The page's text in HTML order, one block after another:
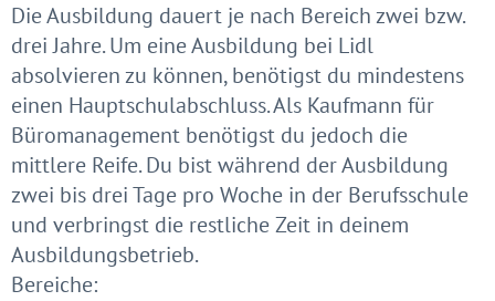
Die Ausbildung dauert je nach Bereich zwei bzw.
drei Jahre. Um eine Ausbildung bei Lidl
absolvieren zu können, benötigst du mindestens
einen Hauptschulabschluss. Als Kaufmann für
Büromanagement benötigst du jedoch die
mittlere Reife. Du bist während der Ausbildung
zwei bis drei Tage pro Woche in der Berufsschule
und verbringst die restliche Zeit in deinem
Ausbildungsbetrieb.
Bereiche: